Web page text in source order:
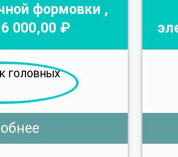
формовки ,
6 000,00 ₽